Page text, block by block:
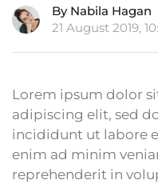
By Nabila Hagan
21 August 2019,
Lorem ipsum dolor
adipiscing elit, sed
incididunt ut labore
enim ad minim
reprehenderit in